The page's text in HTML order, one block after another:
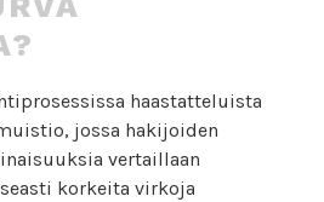
haastatteluista
jossa hakijoiden
vertaillaan
korkeita virkoja